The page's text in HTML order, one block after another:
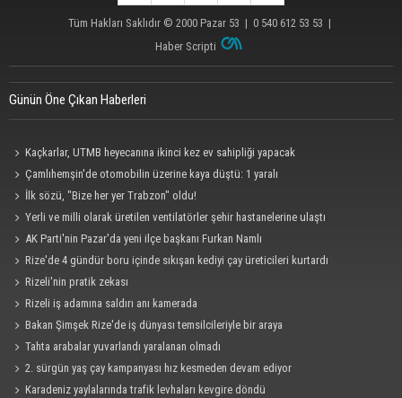
Tüm Hakları Saklıdır © 2000 Pazar 53 | 0 540 612 53 53 |
Haber Scripti
Günün Öne Çıkan Haberleri
Kaçkarlar, UTMB heyecanına ikinci kez ev sahipliği yapacak
Çamlıhemşin'de otomobilin üzerine kaya düştü: 1 yaralı
İlk sözü, "Bize her yer Trabzon" oldu!
Yerli ve milli olarak üretilen ventilatörler şehir hastanelerine ulaştı
AK Parti'nin Pazar'da yeni ilçe başkanı Furkan Namlı
Rize'de 4 gündür boru içinde sıkışan kediyi çay üreticileri kurtardı
Rizeli'nin pratik zekası
Rizeli iş adamına saldırı anı kamerada
Bakan Şimşek Rize'de iş dünyası temsilcileriyle bir araya
Tahta arabalar yuvarlandı yaralanan olmadı
2. sürgün yaş çay kampanyası hız kesmeden devam ediyor
Karadeniz yaylalarında trafik levhaları kevgire döndü